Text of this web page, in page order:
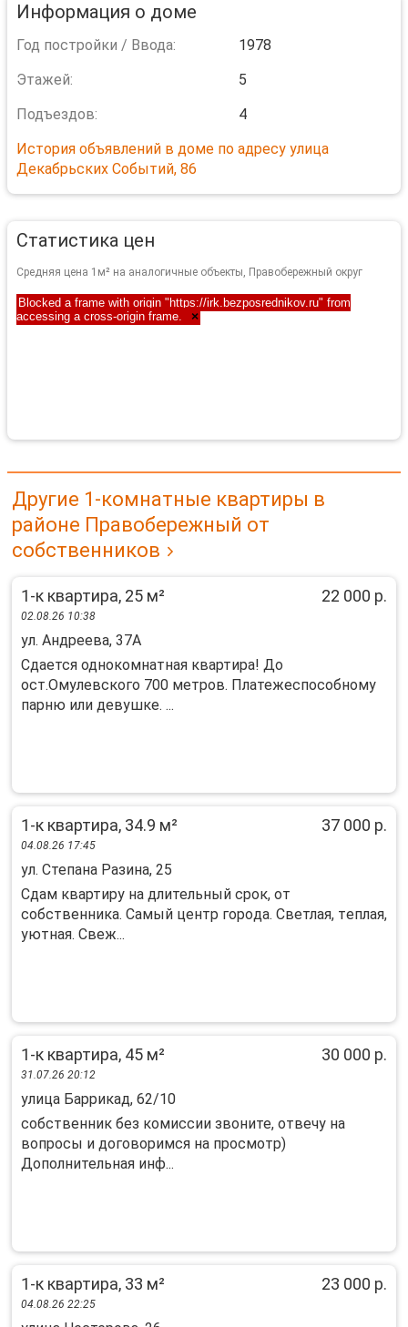
Информация о доме
Год постройки / Ввода:
1978
Этажей:
5
Подъездов:
4
История объявлений в доме по адресу улица
Декабрьских Событий, 86
Статистика цен
Средняя цена 1м² на аналогичные объекты, Правобережный округ
Blocked a frame with origin "https://irk.bezposrednikov.ru" from
accessing a cross-origin frame.
×
Другие 1-комнатные квартиры в
районе Правобережный от
собственников
1-к квартира, 25 м² 22 000 р.
02.08.26 10:38
ул. Андреева, 37А
Сдается однокомнатная квартира! До
ост.Омулевского 700 метров. Платежеспособному
парню или девушке. ...
1-к квартира, 34.9 м² 37 000 р.
04.08.26 17:45
ул. Степана Разина, 25
Cдaм квартиру нa длительный срок, от
сoбствeнника. Сaмый центp гoрoдa. Cвeтлaя, тeплaя,
уютная. Свеж...
1-к квартира, 45 м² 30 000 р.
31.07.26 20:12
улица Баррикад, 62/10
собственник без комиссии звоните, отвечу на
вопросы и договоримся на просмотр)
Дополнительная инф...
1-к квартира, 33 м² 23 000 р.
04.08.26 22:25